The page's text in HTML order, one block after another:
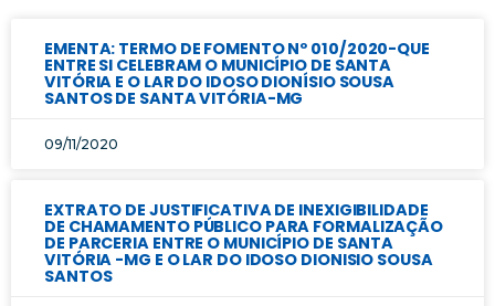
EMENTA: TERMO DE FOMENTO Nº 010/2020-QUE
ENTRE SI CELEBRAM O MUNICÍPIO DE SANTA
VITÓRIA E O LAR DO IDOSO DIONÍSIO SOUSA
SANTOS DE SANTA VITÓRIA-MG
09/11/2020
EXTRATO DE JUSTIFICATIVA DE INEXIGIBILIDADE
DE CHAMAMENTO PÚBLICO PARA FORMALIZAÇÃO
DE PARCERIA ENTRE O MUNICÍPIO DE SANTA
VITÓRIA -MG E O LAR DO IDOSO DIONISIO SOUSA
SANTOS